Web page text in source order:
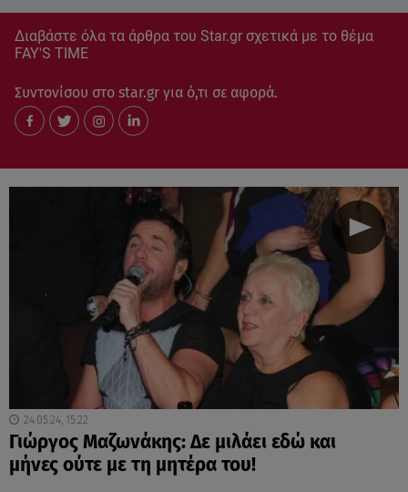
Διαβάστε όλα τα άρθρα του Star.gr σχετικά με το θέμα
FAY'S TIME
Συντονίσου στο star.gr για ό,τι σε αφορά.
24.05.24, 15:22
Γιώργος Μαζωνάκης: Δε μιλάει εδώ και
μήνες ούτε με τη μητέρα του!